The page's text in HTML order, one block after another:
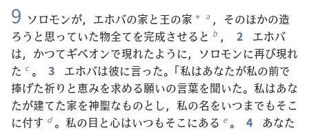
変
え
る
ブ
で
開
く）
9 ソロモンが，エホバの家と王の家 * a ，そのほかの造
ろうと思っていた物全てを完成させると b ， 2
エホバ
は，かつてギベオンで現れたように，ソロモンに再び現れ
た c 。 3
エホバは彼に言った。「私はあなたが私の前で
捧げた祈りと恵みを求める願いの言葉を聞いた。私はあな
たが建てた家を神聖なものとし，私の名をいつまでもそこ
に付す d 。私の目と心はいつもそこにある e 。 4
あなた